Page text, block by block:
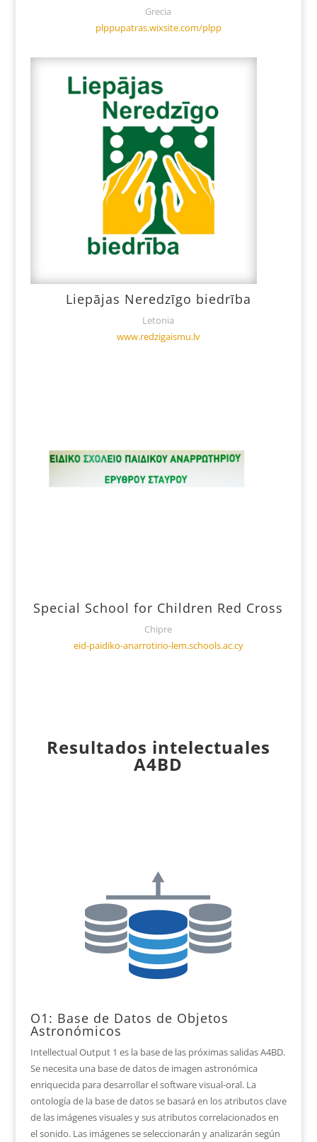
Grecia
plppupatras.wixsite.com/plpp
Liepājas Neredzīgo biedrība
Letonia
www.redzigaismu.lv
Special School for Children Red Cross
Chipre
eid-paidiko-anarrotirio-lem.schools.ac.cy
Resultados intelectuales
A4BD
O1: Base de Datos de Objetos
Astronómicos
Intellectual Output 1 es la base de las próximas salidas A4BD.
Se necesita una base de datos de imagen astronómica
enriquecida para desarrollar el software visual-oral. La
ontología de la base de datos se basará en los atributos clave
de las imágenes visuales y sus atributos correlacionados en
el sonido. Las imágenes se seleccionarán y analizarán según